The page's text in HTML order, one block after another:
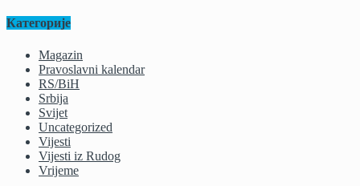
Категорије
Magazin
Pravoslavni kalendar
RS/BiH
Srbija
Svijet
Uncategorized
Vijesti
Vijesti iz Rudog
Vrijeme